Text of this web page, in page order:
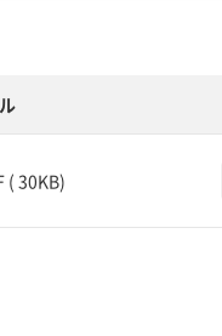
( 30KB)